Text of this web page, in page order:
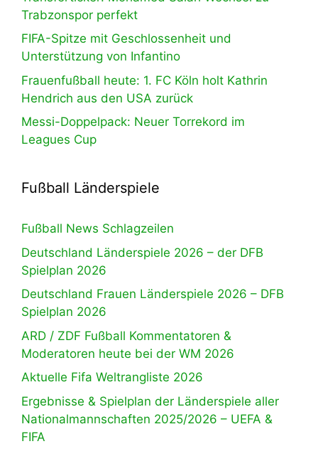
Trabzonspor perfekt
FIFA-Spitze mit Geschlossenheit und
Unterstützung von Infantino
Frauenfußball heute: 1. FC Köln holt Kathrin
Hendrich aus den USA zurück
Messi-Doppelpack: Neuer Torrekord im
Leagues Cup
Fußball Länderspiele
Fußball News Schlagzeilen
Deutschland Länderspiele 2026 – der DFB
Spielplan 2026
Deutschland Frauen Länderspiele 2026 – DFB
Spielplan 2026
ARD / ZDF Fußball Kommentatoren &
Moderatoren heute bei der WM 2026
Aktuelle Fifa Weltrangliste 2026
Ergebnisse & Spielplan der Länderspiele aller
Nationalmannschaften 2025/2026 – UEFA &
FIFA